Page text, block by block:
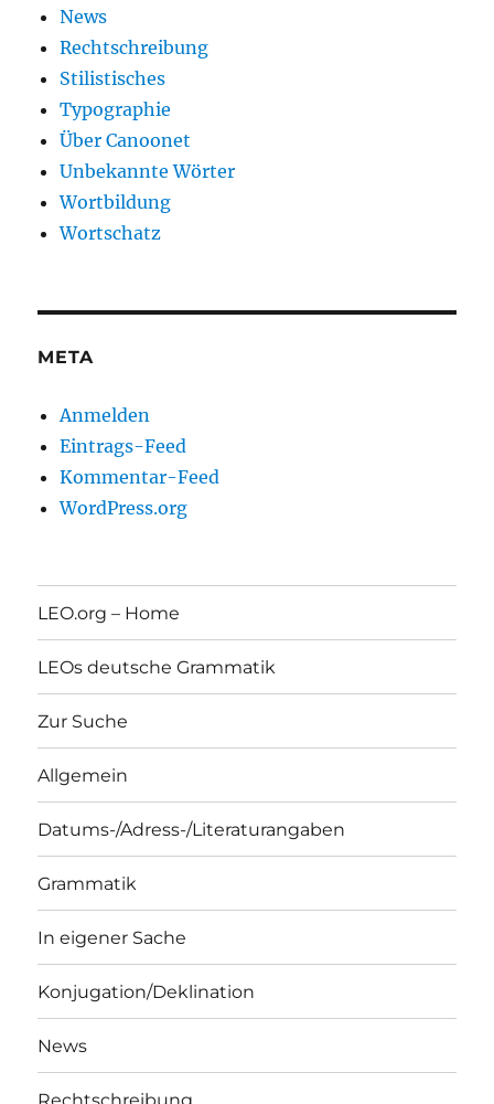
News
Rechtschreibung
Stilistisches
Typographie
Über Canoonet
Unbekannte Wörter
Wortbildung
Wortschatz
META
Anmelden
Eintrags-Feed
Kommentar-Feed
WordPress.org
LEO.org – Home
LEOs deutsche Grammatik
Zur Suche
Allgemein
Datums-/Adress-/Literaturangaben
Grammatik
In eigener Sache
Konjugation/Deklination
News
Rechtschreibung